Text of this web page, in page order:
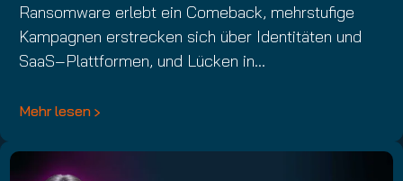
Ransomware erlebt ein Comeback, mehrstufige
Kampagnen erstrecken sich über Identitäten und
SaaS‑Plattformen, und Lücken in…
Mehr lesen